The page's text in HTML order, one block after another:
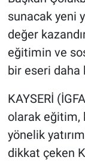
sunacak yeni
değer
eğitimin ve
bir eseri daha
KAYSERİ
olarak eğitim,
yönelik
dikkat çeken